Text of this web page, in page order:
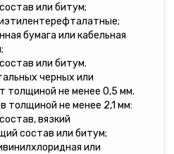
или битум;
бумага или кабельная
или битум.
черных или
толщиной не менее 0,5 мм.
толщиной не менее 2,1 мм:
вязкий
состав или битум;
или